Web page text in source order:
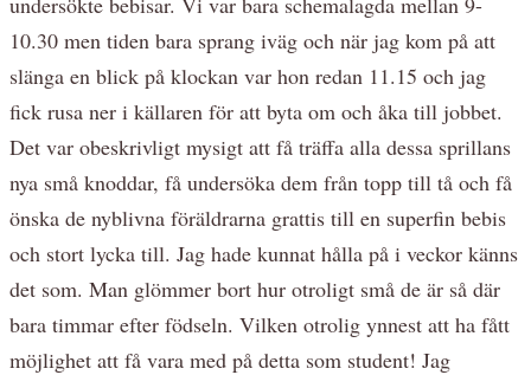
10.30 men tiden bara sprang iväg och när jag kom på att
slänga en blick på klockan var hon redan 11.15 och jag
fick rusa ner i källaren för att byta om och åka till jobbet.
Det var obeskrivligt mysigt att få träffa alla dessa sprillans
nya små knoddar, få undersöka dem från topp till tå och få
önska de nyblivna föräldrarna grattis till en superfin bebis
och stort lycka till. Jag hade kunnat hålla på i veckor känns
det som. Man glömmer bort hur otroligt små de är så där
bara timmar efter födseln. Vilken otrolig ynnest att ha fått
möjlighet att få vara med på detta som student! Jag